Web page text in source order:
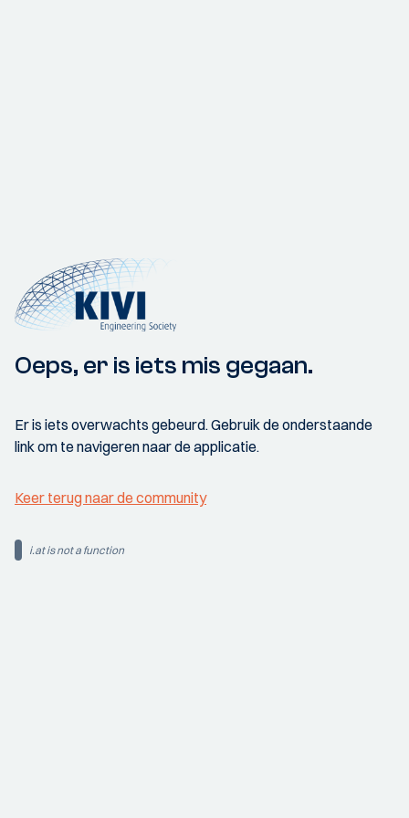
Oeps, er is iets mis gegaan.
Er is iets overwachts gebeurd. Gebruik de onderstaande
link om te navigeren naar de applicatie.
Keer terug naar de community
i.at is not a function